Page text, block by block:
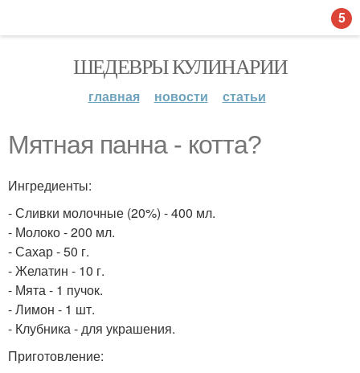
ШЕДЕВРЫ КУЛИНАРИИ
главная новости статьи
Мятная панна - котта?
Ингредиенты:
- Сливки молочные (20%) - 400 мл.
- Молоко - 200 мл.
- Сахар - 50 г.
- Желатин - 10 г.
- Мята - 1 пучок.
- Лимон - 1 шт.
- Клубника - для украшения.
Приготовление:
5